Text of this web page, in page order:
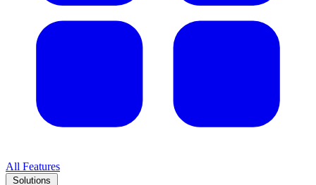
All Features